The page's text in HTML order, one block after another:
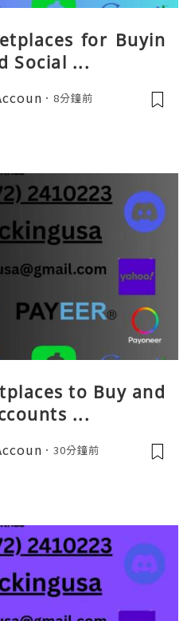
for Buyin
Social ...
8分鐘前
to Buy and
...
30分鐘前